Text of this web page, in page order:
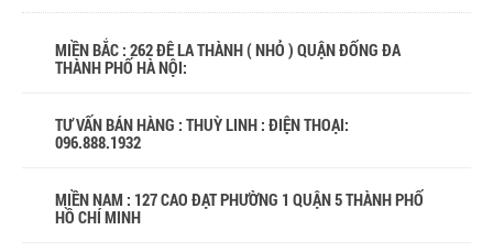
MIỀN BẮC : 262 ĐÊ LA THÀNH ( NHỎ ) QUẬN ĐỐNG ĐA
THÀNH PHỐ HÀ NỘI:
TƯ VẤN BÁN HÀNG : THUỲ LINH : ĐIỆN THOẠI:
096.888.1932
MIỀN NAM : 127 CAO ĐẠT PHƯỜNG 1 QUẬN 5 THÀNH PHỐ
HỒ CHÍ MINH